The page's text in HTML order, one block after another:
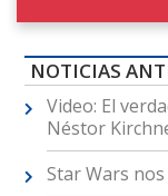
NOTICIAS
Video: El
Néstor
Star Wars